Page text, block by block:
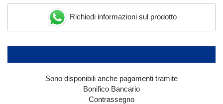
Richiedi informazioni sul prodotto
Sono disponibili anche pagamenti tramite
Bonifico Bancario
Contrassegno